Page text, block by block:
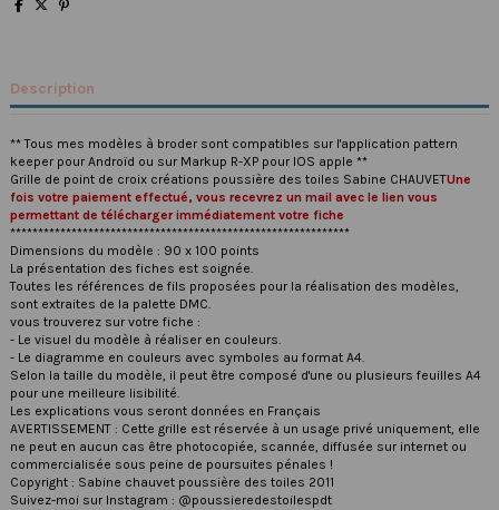
Description
** Tous mes modèles à broder sont compatibles sur l'application pattern
keeper pour Androïd ou sur Markup R-XP pour IOS apple **
Grille de point de croix créations poussière des toiles Sabine CHAUVETUne
fois votre paiement effectué, vous recevrez un mail avec le lien vous
permettant de télécharger immédiatement votre fiche
*************************************************************
Dimensions du modèle : 90 x 100 points
La présentation des fiches est soignée.
Toutes les références de fils proposées pour la réalisation des modèles,
sont extraites de la palette DMC.
vous trouverez sur votre fiche :
- Le visuel du modèle à réaliser en couleurs.
- Le diagramme en couleurs avec symboles au format A4.
Selon la taille du modèle, il peut être composé d'une ou plusieurs feuilles A4
pour une meilleure lisibilité.
Les explications vous seront données en Français
AVERTISSEMENT : Cette grille est réservée à un usage privé uniquement, elle
ne peut en aucun cas être photocopiée, scannée, diffusée sur internet ou
commercialisée sous peine de poursuites pénales !
Copyright : Sabine chauvet poussière des toiles 2011
Suivez-moi sur Instagram : @poussieredestoilespdt